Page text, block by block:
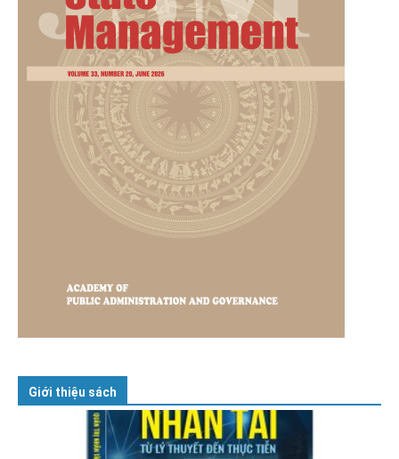
Giới thiệu sách